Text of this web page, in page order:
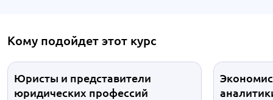
Кому подойдет этот курс
Юристы и представители
юридических профессий